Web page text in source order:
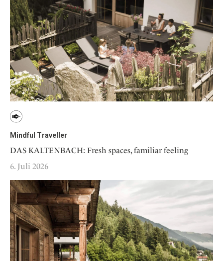
Mindful Traveller
DAS KALTENBACH: Fresh spaces, familiar feeling
6. Juli 2026